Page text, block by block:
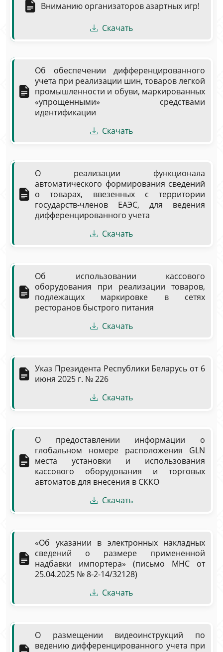
Вниманию организаторов азартных игр!
Скачать
Об обеспечении дифференцированного
учета при реализации шин, товаров легкой
промышленности и обуви, маркированных
«упрощенными» средствами
идентификации
Скачать
О реализации функционала
автоматического формирования сведений
о товарах, ввезенных с территории
государств-членов ЕАЭС, для ведения
дифференцированного учета
Скачать
Об использовании кассового
оборудования при реализации товаров,
подлежащих маркировке в сетях
ресторанов быстрого питания
Скачать
Указ Президента Республики Беларусь от 6
июня 2025 г. № 226
Скачать
О предоставлении информации о
глобальном номере расположения GLN
места установки и использования
кассового оборудования и торговых
автоматов для внесения в СККО
Скачать
«Об указании в электронных накладных
сведений о размере примененной
надбавки импортера» (письмо МНС от
25.04.2025 № 8-2-14/32128)
Скачать
О размещении видеоинструкций по
ведению дифференцированного учета при